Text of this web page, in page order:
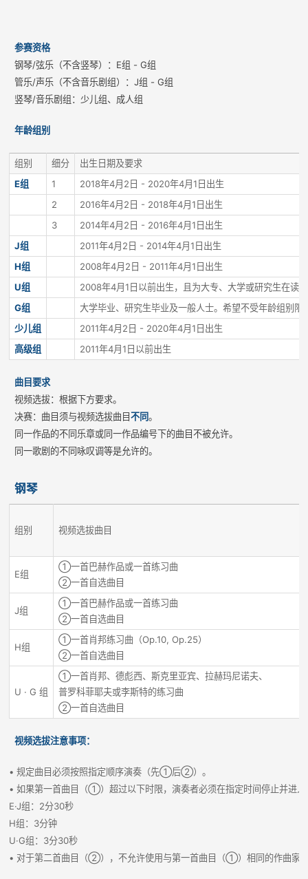
参赛资格
钢琴/弦乐（不含竖琴）：E组 - G组
管乐/声乐（不含音乐剧组）：J组 - G组
竖琴/音乐剧组：少儿组、成人组
年龄组别
组别 细分
出生日期及要求
E组
1
2018年4月2日 - 2020年4月1日出生
2
2016年4月2日 - 2018年4月1日出生
3
2014年4月2日 - 2016年4月1日出生
J组
2011年4月2日 - 2014年4月1日出生
H组
2008年4月2日 - 2011年4月1日出生
U组
2008年4月1日以前出生，且为大专、大学或研究生在读
G组
大学毕业、研究生毕业及一般人士。希望不受年龄组别限
少儿组
2011年4月2日 - 2020年4月1日出生
高级组
2011年4月1日以前出生
曲目要求
视频选拔：根据下方要求。
决赛：曲目须与视频选拔曲目不同。
同一作品的不同乐章或同一作品编号下的曲目不被允许。
同一歌剧的不同咏叹调等是允许的。
钢琴
组别 视频选拔曲目
E组
①一首巴赫作品或一首练习曲
②一首自选曲目
J组
①一首巴赫作品或一首练习曲
②一首自选曲目
H组
①一首肖邦练习曲（Op.10, Op.25）
②一首自选曲目
U · G 组
①一首肖邦、德彪西、斯克里亚宾、拉赫玛尼诺夫、
普罗科菲耶夫或李斯特的练习曲
②一首自选曲目
视频选拔注意事项：
• 规定曲目必须按照指定顺序演奏（先①后②）。
• 如果第一首曲目（①）超过以下时限，演奏者必须在指定时间停止并进
E·J组：2分30秒
H组：3分钟
U·G组：3分30秒
• 对于第二首曲目（②），不允许使用与第一首曲目（①）相同的作曲家